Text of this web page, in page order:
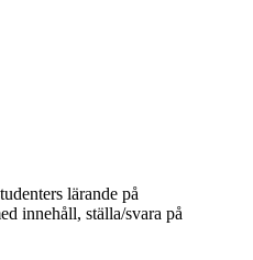
lärande på
innehåll, ställa/svara på